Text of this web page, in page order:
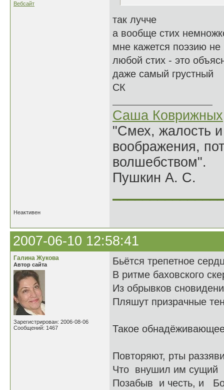
Вебсайт
так лучче
а вообще стих
мне кажется поэзию
любой стих - это
даже самый грустный
СК
Саша Коврижных
"Смех, жалость
воображения,
волшебством".
Пушкин А. С.
Неактивен
2007-06-10 12:58:41
Галина Жукова
Автор сайта
Зарегистрирован: 2006-08-06
Сообщений: 1467
Бьётся трепетное
В ритме баховского
Из обрывков
Пляшут призрачные
Такое
Повторяют, рты
Что внушил им сущий
Позабыв и честь, и